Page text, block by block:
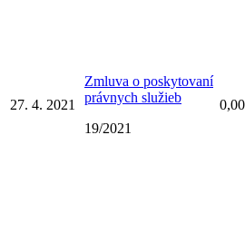
27. 4. 2021
Zmluva o poskytovaní
právnych služieb
19/2021